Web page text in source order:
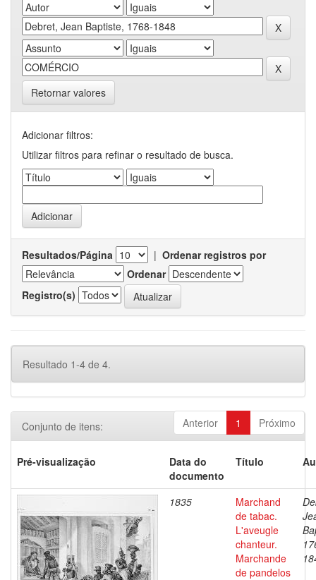
Retornar valores
Adicionar filtros:
Utilizar filtros para refinar o resultado de busca.
Resultados/Página | Ordenar registros por
Ordenar
Registro(s)
Resultado 1-4 de 4.
Anterior 1 Próximo
Conjunto de itens:
Pré-visualização
Data do
documento
Título
1835
Marchand
de tabac.
L'aveugle
chanteur.
Marchande
de pandelos